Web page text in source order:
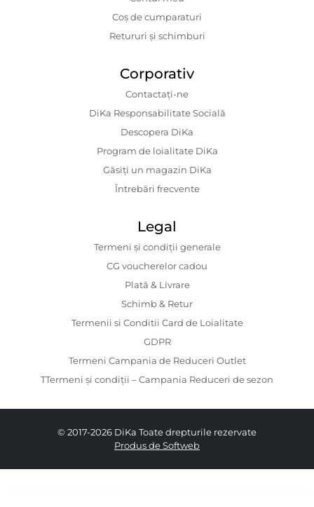
Coș de cumparaturi
Retururi și schimburi
Corporativ
Contactaţi-ne
DiKa Responsabilitate Socială
Descopera DiKa
Program de loialitate DiKa
Găsiți un magazin DiKa
Întrebări frecvente
Legal
Termeni și condiții generale
CG voucherelor cadou
Plată & Livrare
Schimb & Retur
Termenii si Conditii Card de Loialitate
GDPR
Termeni Campania de Reduceri Outlet
TTermeni și condiții – Campania Reduceri de sezon
© 2017-2026 DiKa Toate drepturile rezervate
Produs de Softweb